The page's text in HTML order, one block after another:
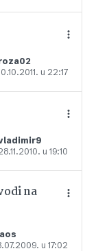
u 22:17
u 19:10
na
u 17:02